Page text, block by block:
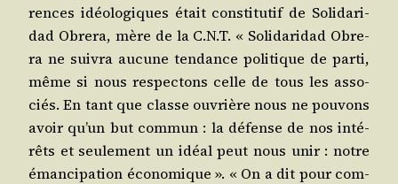
rences idéo­lo­giques était consti­tu­tif de Soli­da­ri­
dad Obre­ra, mère de la C.N.T. « Soli­da­ri­dad Obre­
ra ne sui­vra aucune ten­dance poli­tique de par­ti,
même si nous res­pec­tons celle de tous les asso­
ciés. En tant que classe ouvrière nous ne pou­vons
avoir qu’un but com­mun : la défense de nos inté­
rêts et seule­ment un idéal peut nous unir : notre
éman­ci­pa­tion éco­no­mique ». « On a dit pour com­